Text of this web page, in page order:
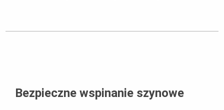
Bezpieczne wspinanie szynowe